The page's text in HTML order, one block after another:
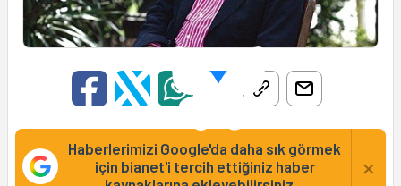
Haberlerimizi Google'da daha sık görmek
için bianet'i tercih ettiğiniz haber
×